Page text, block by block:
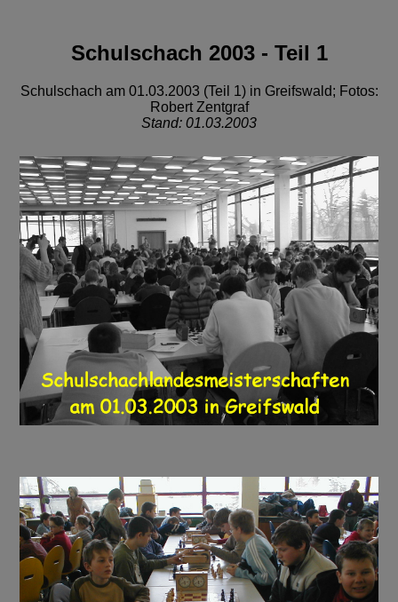
Schulschach 2003 - Teil 1
Schulschach am 01.03.2003 (Teil 1) in Greifswald; Fotos:
Robert Zentgraf
Stand: 01.03.2003